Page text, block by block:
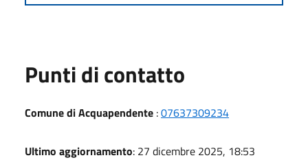
Punti di contatto
Comune di Acquapendente :07637309234
Ultimo aggiornamento: 27 dicembre 2025, 18:53